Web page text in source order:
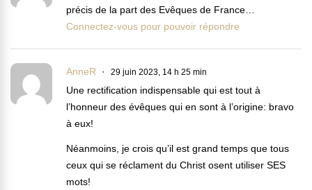
précis de la part des Evêques de France…
Connectez-vous pour pouvoir répondre
AnneR 29 juin 2023, 14 h 25 min
Une rectification indispensable qui est tout à
l’honneur des évêques qui en sont à l’origine: bravo
à eux!
Néanmoins, je crois qu’il est grand temps que tous
ceux qui se réclament du Christ osent utiliser SES
mots!